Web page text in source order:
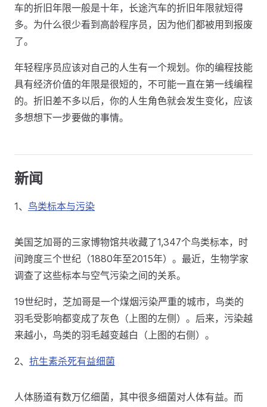
车的折旧年限一般是十年，长途汽车的折旧年限就短得
多。为什么很少看到高龄程序员，因为他们都被用到报废
了。
年轻程序员应该对自己的人生有一个规划。你的编程技能
具有经济价值的年限是很短的，不可能一直在第一线编程
的。折旧差不多以后，你的人生角色就会发生变化，应该
多想想下一步要做的事情。
新闻
1、 鸟类标本与污染
美国芝加哥的三家博物馆共收藏了1,347个鸟类标本，时
间跨度三个世纪（1880年至2015年）。最近，生物学家
调查了这些标本与空气污染之间的关系。
19世纪时，芝加哥是一个煤烟污染严重的城市，鸟类的
羽毛受影响都变成了灰色（上图的左侧）。后来，污染越
来越小，鸟类的羽毛越变越白（上图的右侧）。
2、 抗生素杀死有益细菌
人体肠道有数万亿细菌，其中很多细菌对人体有益。而